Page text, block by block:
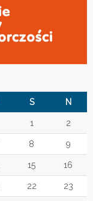
S N
1 2
8 9
15 16
22 23